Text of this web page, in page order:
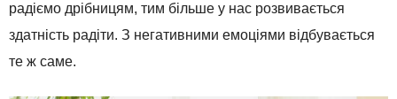
радіємо дрібницям, тим більше у нас розвивається
здатність радіти. З негативними емоціями відбувається
те ж саме.